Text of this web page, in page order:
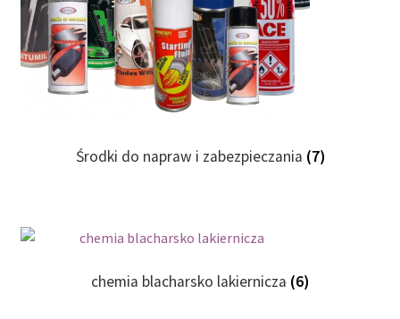
Środki do napraw i zabezpieczania (7)
chemia blacharsko lakiernicza (6)